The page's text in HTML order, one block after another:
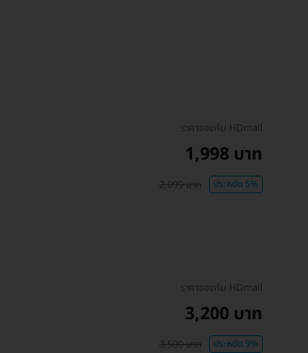
ราคาจองกับ HDmall
1,998 บาท
2,099 บาท ประหยัด 5%
ราคาจองกับ HDmall
3,200 บาท
3,500 บาท ประหยัด 9%